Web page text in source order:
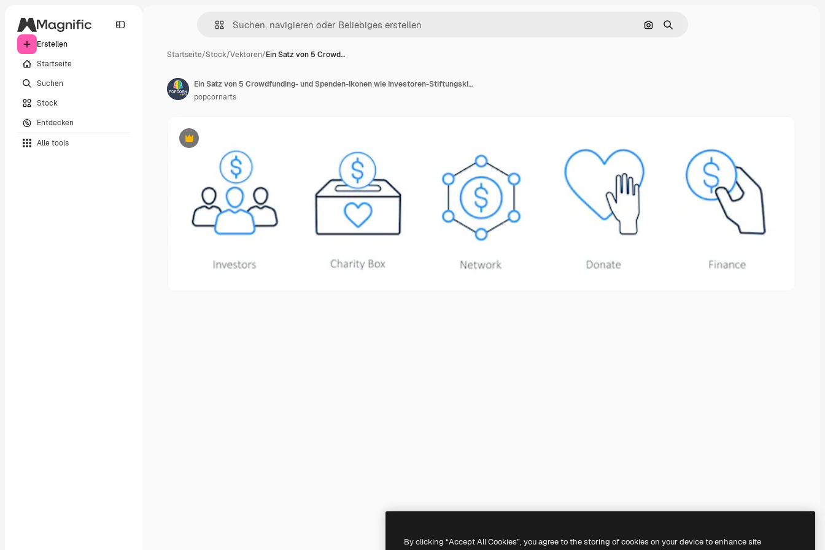
Erstellen
Startseite
Suchen
Stock
Entdecken
Alle tools
Nach Bild suchen
Suchen
Startseite/Stock/Vektoren/Ein Satz von 5 Crowd…
Premium
Ein Satz von 5 Crowdfunding- und Spenden-Ikonen wie Investoren-Stiftungskiste
popcornarts
By clicking “Accept All Cookies”, you agree to the storing of cookies on your device to enhance site